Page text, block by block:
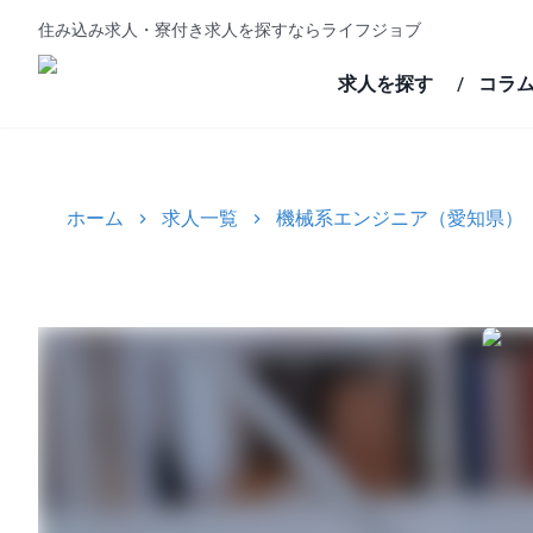
住み込み求人・寮付き求人を探すならライフジョブ
求人を探す / コラ
ホーム 求人一覧 機械系エンジニア（愛知県）